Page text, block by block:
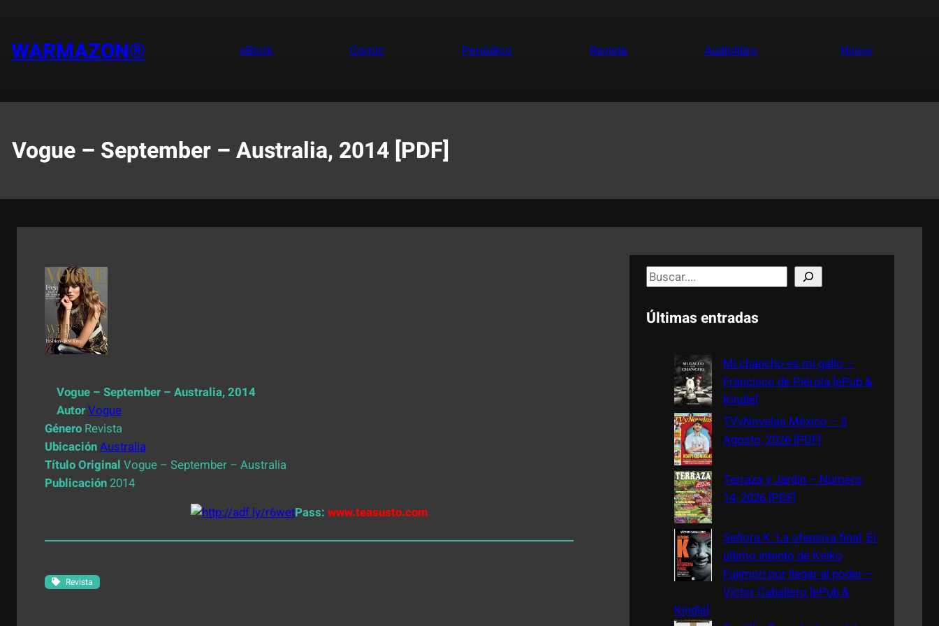
contenido
WARMAZON® eBook Comic Periódico Revista Audiolibro Música
Vogue – September – Australia, 2014 [PDF]
Vogue – September – Australia, 2014
AutorVogue
Género Revista
UbicaciónAustralia
Título Original Vogue – September – Australia
Publicación 2014
Pass: www.teasusto.com
Revista
S
e
a
Últimas entradas
Mi chancho es mi gallo –
Francisco de Piérola [ePub &
Kindle]
TVyNovelas México – 3
Agosto, 2026 [PDF]
Terraza y Jardín – Número
14, 2026 [PDF]
Señora K. La ofensiva final, El
último intento de Keiko
Fujimori por llegar al poder –
Víctor Caballero [ePub &
Kindle]